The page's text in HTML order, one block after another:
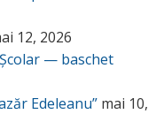
12, 2026
— baschet
Edeleanu” mai 10,